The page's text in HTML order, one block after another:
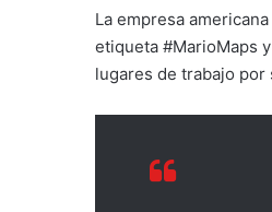
La empresa
etiqueta #MarioMaps
lugares de trabajo por